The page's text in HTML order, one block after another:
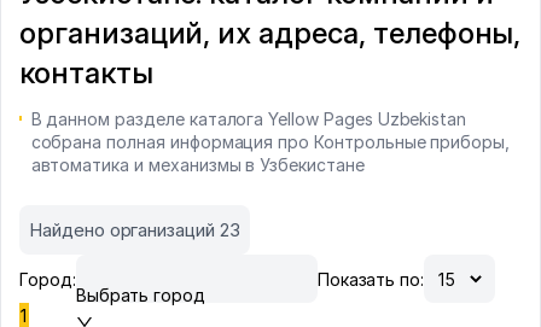
организаций, их адреса, телефоны,
контакты
В данном разделе каталога Yellow Pages Uzbekistan
собрана полная информация про Контрольные приборы,
автоматика и механизмы в Узбекистане
Найдено организаций 23
Город:
Выбрать город
Показать по:
1